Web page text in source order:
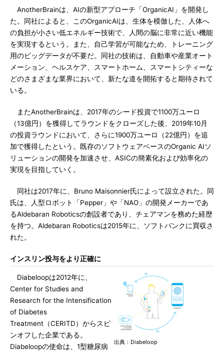
AnotherBrainは、AIの新型アプローチ「OrganicAI」を開発し
た。同社によると、このOrganicAIは、生体を模倣した、人体へ
の負担が小さい低エネルギー技術で、人間の脳に非常に近い機能
を実現するという。また、自己学習が可能なため、トレーニング
用のビッグデータが不要だ。同社の技術は、自動車や産業オート
メーション、ヘルスケア、スマートホーム、スマートシティーな
どのさまざまな業界において、新たな道を開拓すると期待されて
いる。
またAnotherBrainは、2017年のシード投資で1100万ユーロ
（13億円）を獲得してラウンドをクローズした後、2019年10月
の投資ラウンドにおいて、さらに1900万ユーロ（22億円）を追
加で獲得したという。既存のソフトウェアベースのOrganic AIソ
リューションの開発を加速させ、ASICの簡素化および効率化の
実現を目指していく。
同社は2017年に、Bruno Maisonnier氏によって設立された。同
氏は、人型ロボット「Pepper」や「NAO」の開発メーカーであ
るAldebaran Roboticsの創設者であり、チェアマンを務めた経歴
を持つ。Aldebaran Roboticsは2015年に、ソフトバンクに買収さ
れた。
インスリン投与をより正確に
出典：Diabeloop
Diabeloopは2012年に、
Center for Studies and
Research for the Intensification
of Diabetes
Treatment（CERITD）からスピ
ンオフした企業である。
Diabeloopの使命は、1型糖尿病